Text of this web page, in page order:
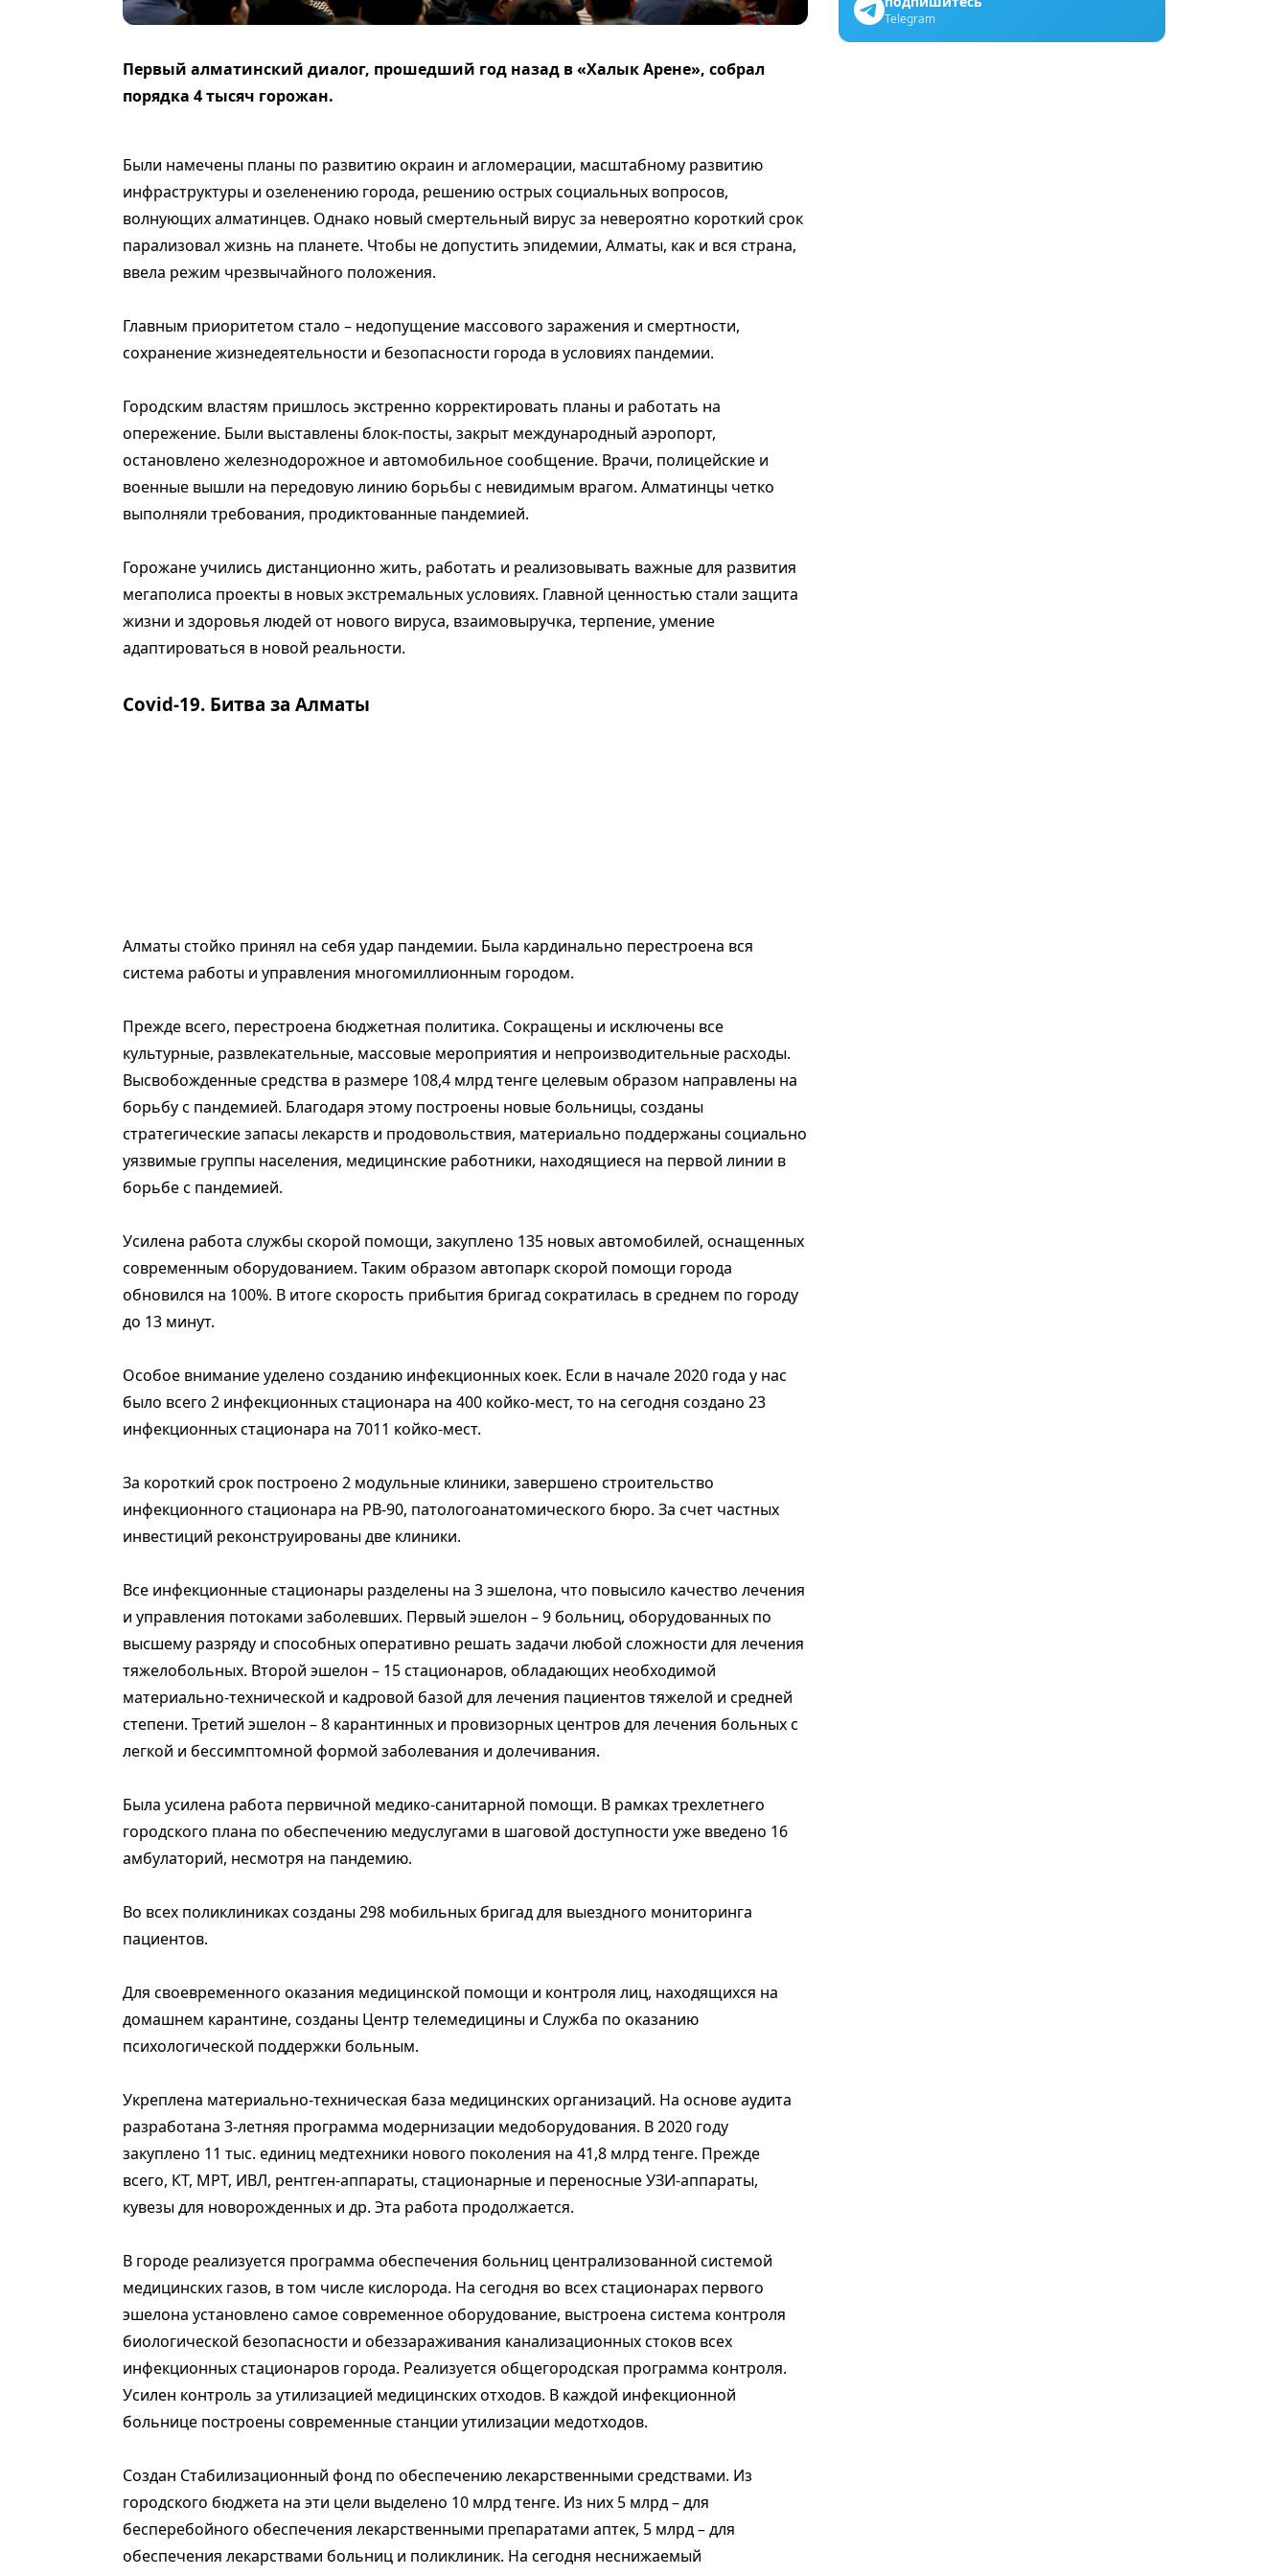
Первый алматинский диалог, прошедший год назад в «Халык Арене», собрал
порядка 4 тысяч горожан.
Были намечены планы по развитию окраин и агломерации, масштабному развитию
инфраструктуры и озеленению города, решению острых социальных вопросов,
волнующих алматинцев. Однако новый смертельный вирус за невероятно короткий срок
парализовал жизнь на планете. Чтобы не допустить эпидемии, Алматы, как и вся страна,
ввела режим чрезвычайного положения.
Главным приоритетом стало – недопущение массового заражения и смертности,
сохранение жизнедеятельности и безопасности города в условиях пандемии.
Городским властям пришлось экстренно корректировать планы и работать на
опережение. Были выставлены блок-посты, закрыт международный аэропорт,
остановлено железнодорожное и автомобильное сообщение. Врачи, полицейские и
военные вышли на передовую линию борьбы с невидимым врагом. Алматинцы четко
выполняли требования, продиктованные пандемией.
Горожане учились дистанционно жить, работать и реализовывать важные для развития
мегаполиса проекты в новых экстремальных условиях. Главной ценностью стали защита
жизни и здоровья людей от нового вируса, взаимовыручка, терпение, умение
адаптироваться в новой реальности.
Covid-19. Битва за Алматы
Алматы стойко принял на себя удар пандемии. Была кардинально перестроена вся
система работы и управления многомиллионным городом.
Прежде всего, перестроена бюджетная политика. Сокращены и исключены все
культурные, развлекательные, массовые мероприятия и непроизводительные расходы.
Высвобожденные средства в размере 108,4 млрд тенге целевым образом направлены на
борьбу с пандемией. Благодаря этому построены новые больницы, созданы
стратегические запасы лекарств и продовольствия, материально поддержаны социально
уязвимые группы населения, медицинские работники, находящиеся на первой линии в
борьбе с пандемией.
Усилена работа службы скорой помощи, закуплено 135 новых автомобилей, оснащенных
современным оборудованием. Таким образом автопарк скорой помощи города
обновился на 100%. В итоге скорость прибытия бригад сократилась в среднем по городу
до 13 минут.
Особое внимание уделено созданию инфекционных коек. Если в начале 2020 года у нас
было всего 2 инфекционных стационара на 400 койко-мест, то на сегодня создано 23
инфекционных стационара на 7011 койко-мест.
За короткий срок построено 2 модульные клиники, завершено строительство
инфекционного стационара на РВ-90, патологоанатомического бюро. За счет частных
инвестиций реконструированы две клиники.
Все инфекционные стационары разделены на 3 эшелона, что повысило качество лечения
и управления потоками заболевших. Первый эшелон – 9 больниц, оборудованных по
высшему разряду и способных оперативно решать задачи любой сложности для лечения
тяжелобольных. Второй эшелон – 15 стационаров, обладающих необходимой
материально-технической и кадровой базой для лечения пациентов тяжелой и средней
степени. Третий эшелон – 8 карантинных и провизорных центров для лечения больных с
легкой и бессимп­томной формой заболевания и долечивания.
Была усилена работа первичной медико-санитарной помощи. В рамках трехлетнего
городского плана по обеспечению медуслугами в шаговой доступности уже введено 16
амбулаторий, несмотря на пандемию.
Во всех поликлиниках созданы 298 мобильных бригад для выездного мониторинга
пациентов.
Для своевременного оказания медицинской помощи и контроля лиц, находящихся на
домашнем карантине, созданы Центр телемедицины и Служба по оказанию
психологической поддержки больным.
Укреплена материально-техническая база медицинских организаций. На основе аудита
разработана 3-летняя программа модернизации медоборудования. В 2020 году
закуплено 11 тыс. единиц медтехники нового поколения на 41,8 млрд тенге. Прежде
всего, КТ, МРТ, ИВЛ, рентген-аппараты, стационарные и переносные УЗИ-аппараты,
кувезы для новорожденных и др. Эта работа продолжается.
В городе реализуется программа обеспечения больниц централизованной системой
медицинских газов, в том числе кислорода. На сегодня во всех стационарах первого
эшелона установлено самое современное оборудование, выстроена система контроля
биологической безопасности и обеззараживания канализационных стоков всех
инфекционных стационаров города. Реализуется общегородская программа контроля.
Усилен контроль за утилизацией медицинских отходов. В каждой инфекционной
больнице построены современные станции утилизации медотходов.
Создан Стабилизационный фонд по обеспечению лекарственными средствами. Из
городского бюджета на эти цели выделено 10 млрд тенге. Из них 5 млрд – для
бесперебойного обеспечения лекарственными препаратами аптек, 5 млрд – для
обеспечения лекарствами больниц и поликлиник. На сегодня неснижаемый
Telegram